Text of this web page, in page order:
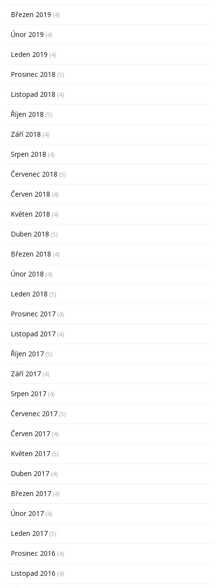
Březen 2019 (4)
Únor 2019 (4)
Leden 2019 (4)
Prosinec 2018 (5)
Listopad 2018 (4)
Říjen 2018 (5)
Září 2018 (4)
Srpen 2018 (4)
Červenec 2018 (5)
Červen 2018 (4)
Květen 2018 (4)
Duben 2018 (5)
Březen 2018 (4)
Únor 2018 (4)
Leden 2018 (5)
Prosinec 2017 (4)
Listopad 2017 (4)
Říjen 2017 (5)
Září 2017 (4)
Srpen 2017 (4)
Červenec 2017 (5)
Červen 2017 (4)
Květen 2017 (5)
Duben 2017 (4)
Březen 2017 (4)
Únor 2017 (4)
Leden 2017 (5)
Prosinec 2016 (4)
Listopad 2016 (4)